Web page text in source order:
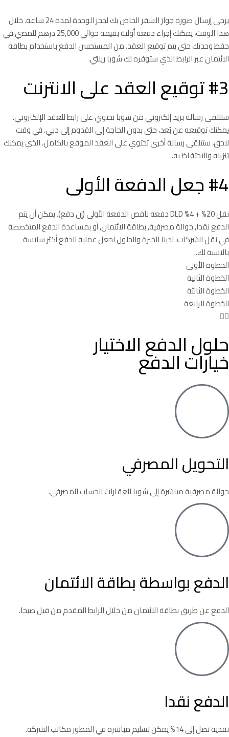
يرجى إرسال صورة جواز السفر الخاص بك لحجز الوحدة لمدة 24 ساعة. خلال
هذا الوقت، يمكنك إجراء دفعة أولية بقيمة حوالي 25,000 درهم للمضي في
حفظ وحدتك حتى يتم توقيع العقد. من المستحسن الدفع باستخدام بطاقة
الائتمان عبر الرابط الذي ستوفره لك شوبا ريلتي.
#3 توقيع العقد على الانترنت
ستتلقى رسالة بريد إلكتروني من شوبا تحتوي على رابط للعقد الإلكتروني.
يمكنك توقيعه عن بُعد، حتى بدون الحاجة إلى القدوم إلى دبي. في وقت
لاحق، ستتلقى رسالة أخرى تحتوي على العقد الموقع بالكامل، الذي يمكنك
تنزيله والاحتفاظ به.
#4 جعل الدفعة الأولى
نقل 20% + 4% DLD دفعة ناقص الدفعة الأولى (إن دفع). يمكن أن يتم
الدفع نقدا, حوالة مصرفية, بطاقة الائتمان, أو بمساعدة الدفع المتخصصة
في نقل الشركات. لدينا الخبرة والحلول لجعل عملية الدفع أكثر سلاسة
بالنسبة لك.
الخطوة الأولى
الخطوة الثانية
الخطوة الثالثة
الخطوة الرابعة
حلول الدفع الاختيار
خيارات الدفع
التحويل المصرفي
حوالة مصرفية مباشرة إلى شوبا للعقارات الحساب المصرفي.
الدفع بواسطة بطاقة الائتمان
الدفع عن طريق بطاقة الائتمان من خلال الرابط المقدم من قبل صبحا.
الدفع نقدا
نقدية تصل إلى 14% يمكن تسليم مباشرة في المطور مكاتب الشركة.